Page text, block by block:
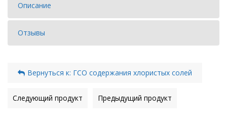
Описание
Отзывы
Вернуться к: ГСО содержания хлористых солей
Следующий продукт Предыдущий продукт